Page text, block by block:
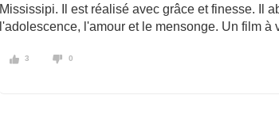
Mississipi. Il est réalisé avec grâce et finesse. Il
l'adolescence, l'amour et le mensonge. Un film à
3 0